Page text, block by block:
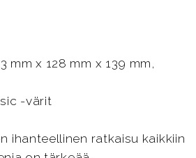
mm x 128 mm x 139 mm,
-värit
ihanteellinen ratkaisu kaikkiin